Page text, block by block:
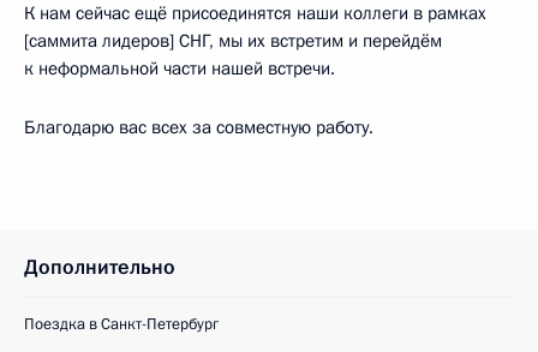
К нам сейчас ещё присоединятся наши коллеги в рамках
[саммита лидеров] СНГ, мы их встретим и перейдём
к неформальной части нашей встречи.
Благодарю вас всех за совместную работу.
Дополнительно
Поездка в Санкт-Петербург